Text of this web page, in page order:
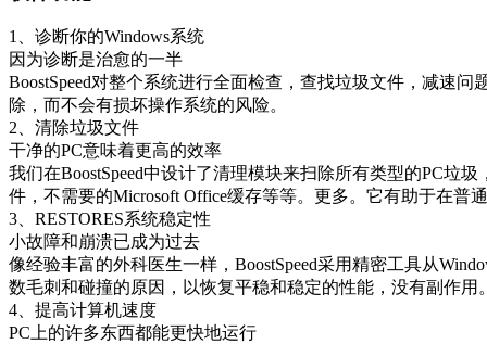
1、诊断你的Windows系统
因为诊断是治愈的一半
BoostSpeed对整个系统进行全面检查，查找垃圾文件，减速
除，而不会有损坏操作系统的风险。
2、清除垃圾文件
干净的PC意味着更高的效率
我们在BoostSpeed中设计了清理模块来扫除所有类型的PC垃
件，不需要的Microsoft Office缓存等等。更多。它有助于在普
3、RESTORES系统稳定性
小故障和崩溃已成为过去
像经验丰富的外科医生一样，BoostSpeed采用精密工具从
数毛刺和碰撞的原因，以恢复平稳和稳定的性能，没有副作用
4、提高计算机速度
PC上的许多东西都能更快地运行